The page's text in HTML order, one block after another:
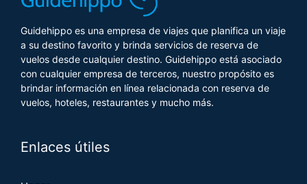
Guidehippo es una empresa de viajes que planifica un viaje
a su destino favorito y brinda servicios de reserva de
vuelos desde cualquier destino. Guidehippo está asociado
con cualquier empresa de terceros, nuestro propósito es
brindar información en línea relacionada con reserva de
vuelos, hoteles, restaurantes y mucho más.
Enlaces útiles